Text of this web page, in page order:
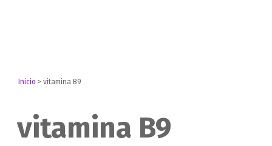
Inicio >vitamina B9
vitamina B9